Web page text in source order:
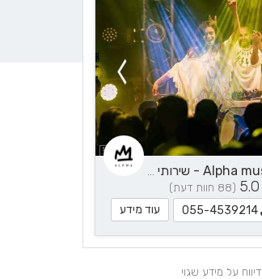
אלפא מיוזיק - Alpha music - שירותי מוזיקה
5.0 (88 חוות דעת)
055-4539214 עוד מידע
דיווח על מידע שגוי